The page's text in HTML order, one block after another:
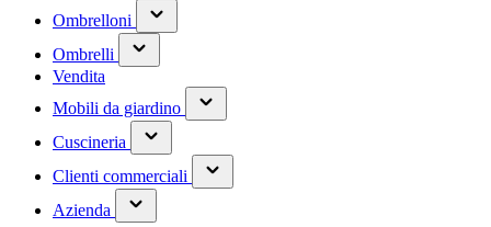
Ombrelloni
(contiene
un
sottomenu)
Ombrelli
(contiene
un
Vendita
Mobili da giardino
(contiene
un
Cuscineria
(contiene
un
sottomenu)
Clienti commerciali
(has
submenu)
Azienda
(has
submenu)